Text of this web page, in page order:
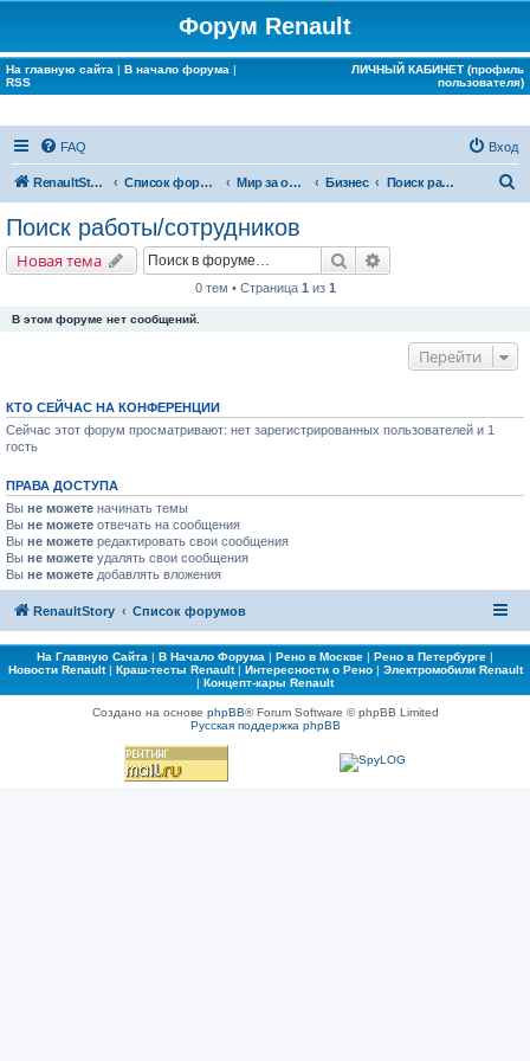
Форум Renault
На главную сайта | В начало форума |
RSS
ЛИЧНЫЙ КАБИНЕТ (профиль
пользователя)
FAQ Вход
RenaultStory Список форумов Мир за окном Renault Бизнес Поиск работы/сотрудников
Поиск работы/сотрудников
Новая тема Поиск
0 тем • Страница 1 из 1
В этом форуме нет сообщений.
Перейти
КТО СЕЙЧАС НА КОНФЕРЕНЦИИ
Сейчас этот форум просматривают: нет зарегистрированных пользователей и 1
гость
ПРАВА ДОСТУПА
Вы не можете начинать темы
Вы не можете отвечать на сообщения
Вы не можете редактировать свои сообщения
Вы не можете удалять свои сообщения
Вы не можете добавлять вложения
RenaultStory Список форумов
На Главную Сайта | В Начало Форума | Рено в Москве | Рено в Петербурге |
Новости Renault| Краш-тесты Renault| Интересности о Рено| Электромобили Renault
| Концепт-кары Renault
Создано на основе phpBB® Forum Software © phpBB Limited
Русская поддержка phpBB